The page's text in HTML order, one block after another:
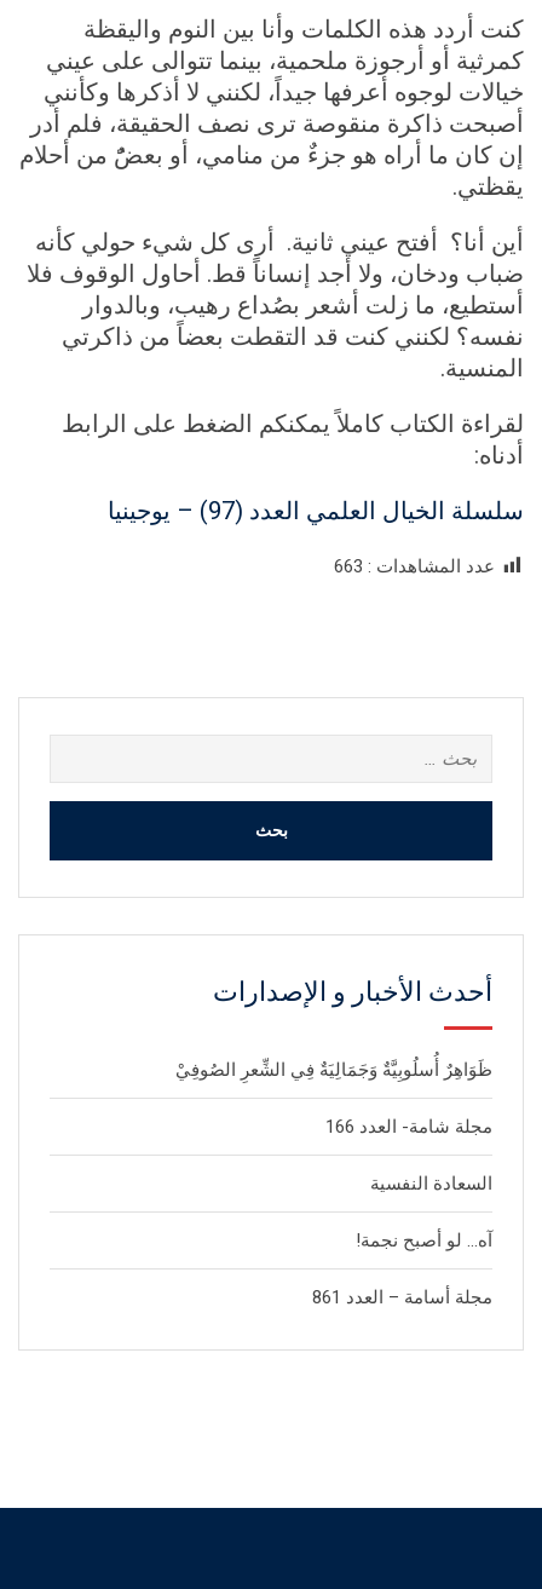
كنت أردد هذه الكلمات وأنا بين النوم واليقظة
كمرثية أو أرجوزة ملحمية، بينما تتوالى على عيني
خيالات لوجوه أعرفها جيداً، لكنني لا أذكرها وكأنني
أصبحت ذاكرة منقوصة ترى نصف الحقيقة، فلم أدر
إن كان ما أراه هو جزءٌ من منامي، أو بعضًٌ من أحلام
يقظتي.
أين أنا؟ أفتح عيني ثانية. أرى كل شيء حولي كأنه
ضباب ودخان، ولا أجد إنساناً قط. أحاول الوقوف فلا
أستطيع، ما زلت أشعر بصُداع رهيب، وبالدوار
نفسه؟ لكنني كنت قد التقطت بعضاً من ذاكرتي
المنسية.
لقراءة الكتاب كاملاً يمكنكم الضغط على الرابط
أدناه:
سلسلة الخيال العلمي العدد (97) – يوجينيا
عدد المشاهدات : 663
عن:
أحدث الأخبار و الإصدارات
ظَوَاهِرٌ أُسلُوبِيَّةٌ وَجَمَالِيَةٌ فِي الشِّعرِ الصُوفِيْ
مجلة شامة- العدد 166
السعادة النفسية
آه… لو أصبح نجمة!
مجلة أسامة – العدد 861